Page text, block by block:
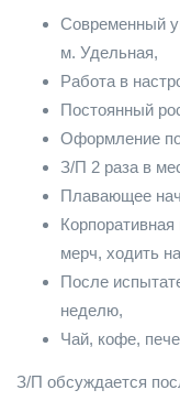
Современный
м. Удельная,
Работа в
Постоянный
Оформление
З/П 2 раза в
Плавающее
мерч, ходить
После
неделю,
Чай, кофе,
З/П обсуждается